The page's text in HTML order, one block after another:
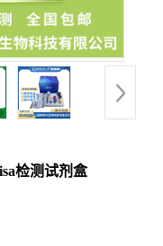
检测试剂盒